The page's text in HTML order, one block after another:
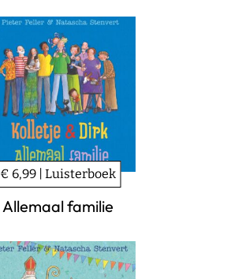
€ 6,99 | Luisterboek
Allemaal familie